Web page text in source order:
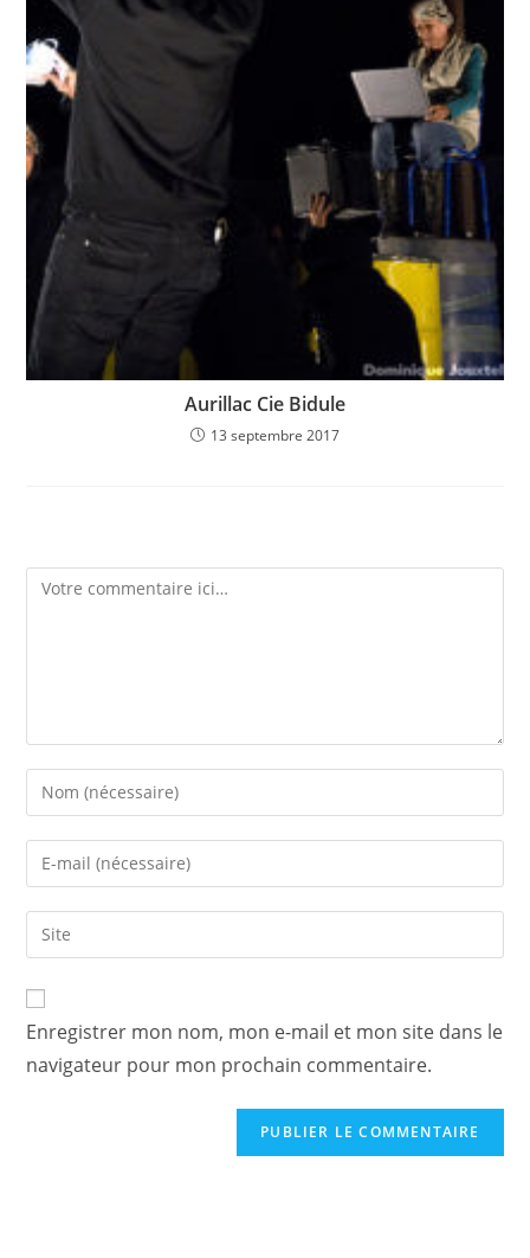
Aurillac Cie Bidule
13 septembre 2017
Enregistrer mon nom, mon e-mail et mon site dans le
navigateur pour mon prochain commentaire.